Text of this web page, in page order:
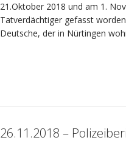
21.Oktober 2018 und am 1.
Tatverdächtiger gefasst
Deutsche, der in Nürtingen
26.11.2018 –